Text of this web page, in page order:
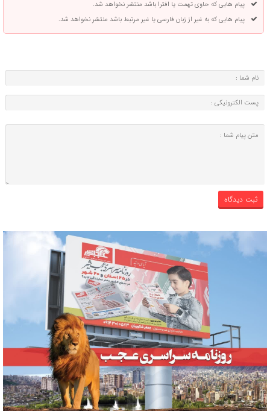
پیام هایی که حاوی تهمت یا افترا باشد منتشر نخواهد شد.
پیام هایی که به غیر از زبان فارسی یا غیر مرتبط باشد منتشر نخواهد شد.